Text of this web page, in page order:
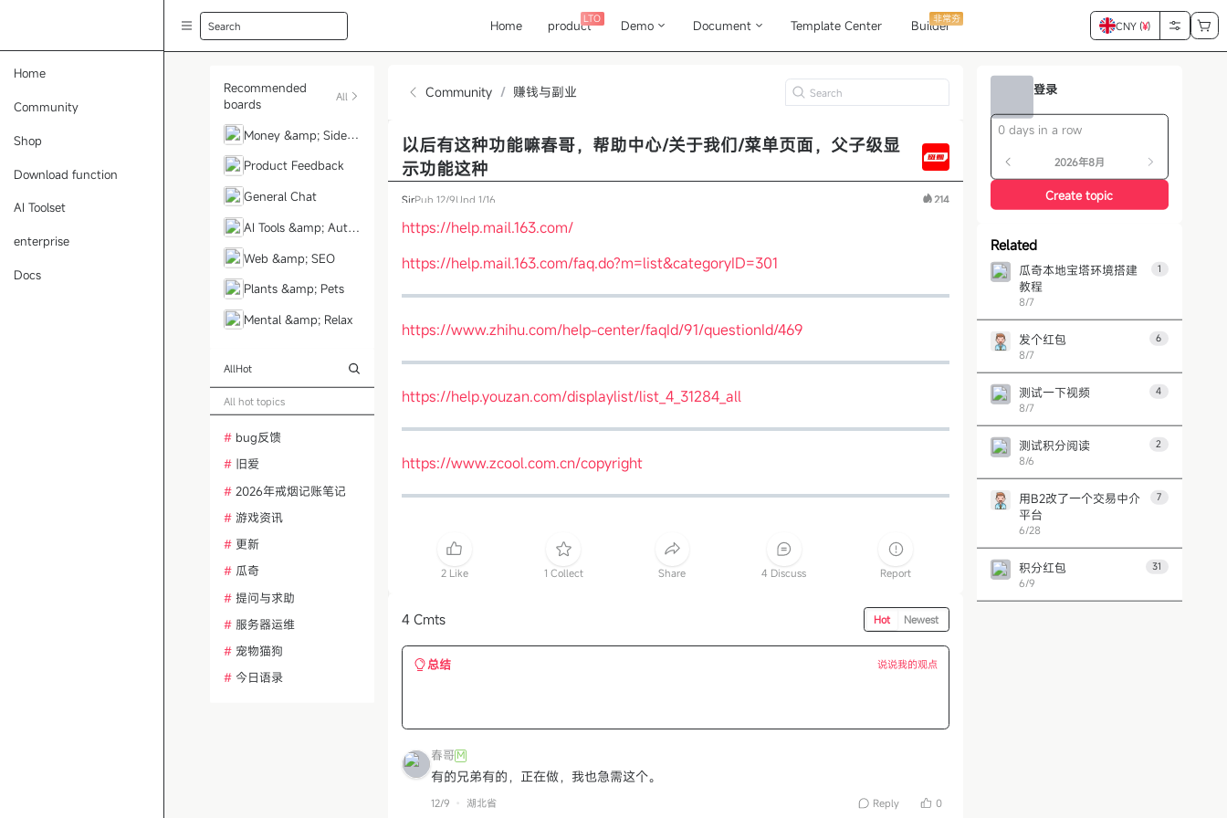
Home
Community
Shop
Download function
AI Toolset
enterprise
Docs
Search Home productLTO Demo Document Template Center Builder
非常夯
CNY (¥)
以后有这种功能嘛春哥，帮助中心/关于我们/菜单页面，父子级显
示功能这种
SirPub 12/9Upd 1/16 214
https://help.mail.163.com/
https://help.mail.163.com/faq.do?m=list&categoryID=301
https://www.zhihu.com/help-center/faqId/91/questionId/469
https://help.youzan.com/displaylist/list_4_31284_all
https://www.zcool.com.cn/copyright
2 Like 1 Collect Share 4 Discuss Report
4 Cmts Hot Newest
总结 说说我的观点
春哥M
有的兄弟有的，正在做，我也急需这个。
12/9 湖北省 Reply 0
Community / 赚钱与副业
Recommended
boards
All
Money &amp; Side H
Product Feedback
General Chat
AI Tools &amp; Auto
Web &amp; SEO
Plants &amp; Pets
Mental &amp; Relax
AllHot
All hot topics
#bug反馈
#旧爱
#2026年戒烟记账笔记
#游戏资讯
#更新
#瓜奇
#提问与求助
#服务器运维
#宠物猫狗
#今日语录
登录
0 days in a row
2026年8月
Create topic
Related
瓜奇本地宝塔环境搭建
教程
1
8/7
发个红包 6
8/7
测试一下视频 4
8/7
测试积分阅读 2
8/6
用B2改了一个交易中介
平台
7
6/28
积分红包 31
6/9
上一页
第 1 页 下一页